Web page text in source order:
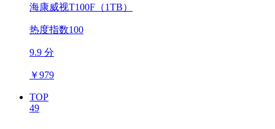
海康威视T100F（1TB）
热度指数100
9.9 分
￥979
TOP
49